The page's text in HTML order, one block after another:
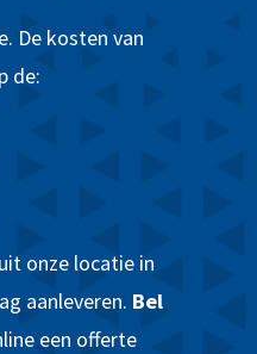
De kosten van
de:
onze locatie in
aanleveren. Bel
een offerte